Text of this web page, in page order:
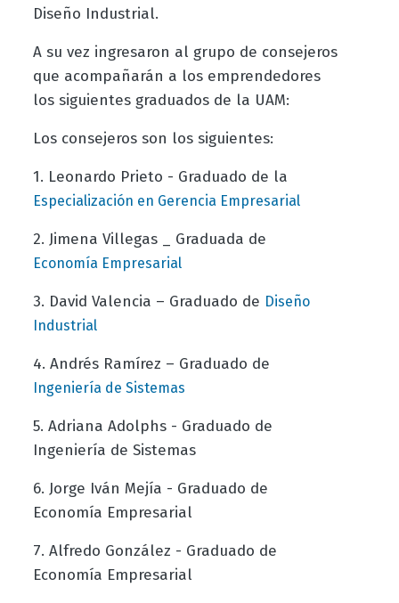
Diseño Industrial.
A su vez ingresaron al grupo de consejeros
que acompañarán a los emprendedores
los siguientes graduados de la UAM:
Los consejeros son los siguientes:
1. Leonardo Prieto - Graduado de la
Especialización en Gerencia Empresarial
2. Jimena Villegas _ Graduada de
Economía Empresarial
3. David Valencia – Graduado de Diseño
Industrial
4. Andrés Ramírez – Graduado de
Ingeniería de Sistemas
5. Adriana Adolphs - Graduado de
Ingeniería de Sistemas
6. Jorge Iván Mejía - Graduado de
Economía Empresarial
7. Alfredo González - Graduado de
Economía Empresarial